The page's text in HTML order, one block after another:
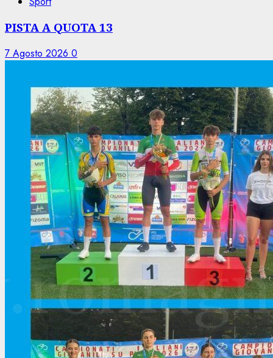
PISTA A QUOTA 13
7 Agosto 2026 0